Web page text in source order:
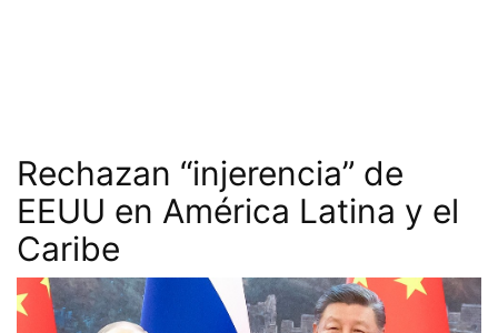
Rechazan “injerencia” de
EEUU en América Latina y el
Caribe